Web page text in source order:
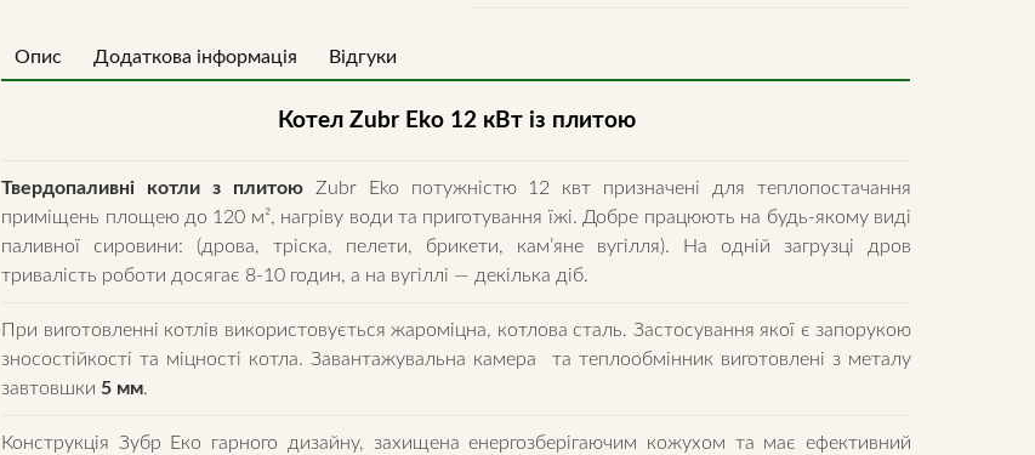
⭐
quantity
Опис Додаткова інформація Відгуки
Котел Zubr Eko 12 кВт із плитою
Твердопаливні котли з плитоюZubr Eko потужністю 12 квт призначені для теплопостачання
приміщень площею до 120 м², нагріву води та приготування їжі. Добре працюють на будь-якому виді
паливної сировини: (дрова, тріска, пелети, брикети, кам’яне вугілля). На одній загрузці дров
тривалість роботи досягає 8-10 годин, а на вугіллі — декілька діб.
При виготовленні котлів використовується жароміцна, котлова сталь. Застосування якої є запорукою
зносостійкості та міцності котла. Завантажувальна камера та теплообмінник виготовлені з металу
завтовшки 5 мм.
Конструкція Зубр Еко гарного дизайну, захищена енергозберігаючим кожухом та має ефективний